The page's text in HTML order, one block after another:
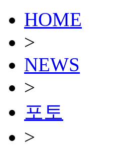
HOME
>
NEWS
>
포토
>